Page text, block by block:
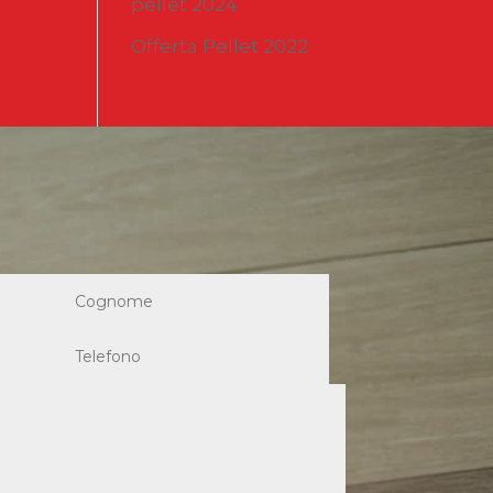
Offerta Pellet 2022